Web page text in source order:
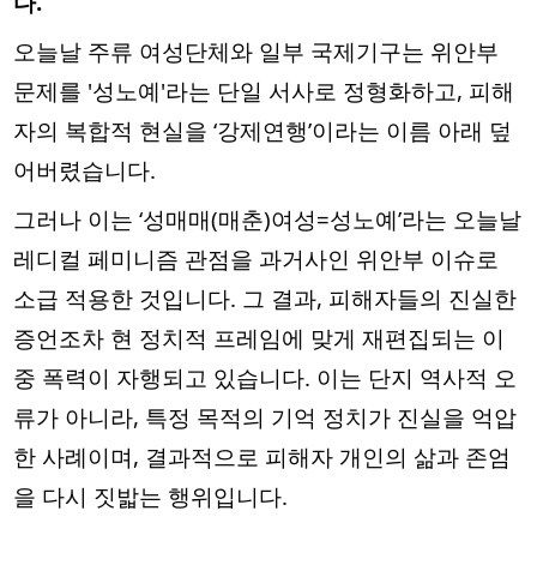
오늘날 주류 여성단체와 일부 국제기구는 위안부
문제를 '성노예'라는 단일 서사로 정형화하고, 피해
자의 복합적 현실을 ‘강제연행’이라는 이름 아래 덮
어버렸습니다.
그러나 이는 ‘성매매(매춘)여성=성노예’라는 오늘날
레디컬 페미니즘 관점을 과거사인 위안부 이슈로
소급 적용한 것입니다. 그 결과, 피해자들의 진실한
증언조차 현 정치적 프레임에 맞게 재편집되는 이
중 폭력이 자행되고 있습니다. 이는 단지 역사적 오
류가 아니라, 특정 목적의 기억 정치가 진실을 억압
한 사례이며, 결과적으로 피해자 개인의 삶과 존엄
을 다시 짓밟는 행위입니다.